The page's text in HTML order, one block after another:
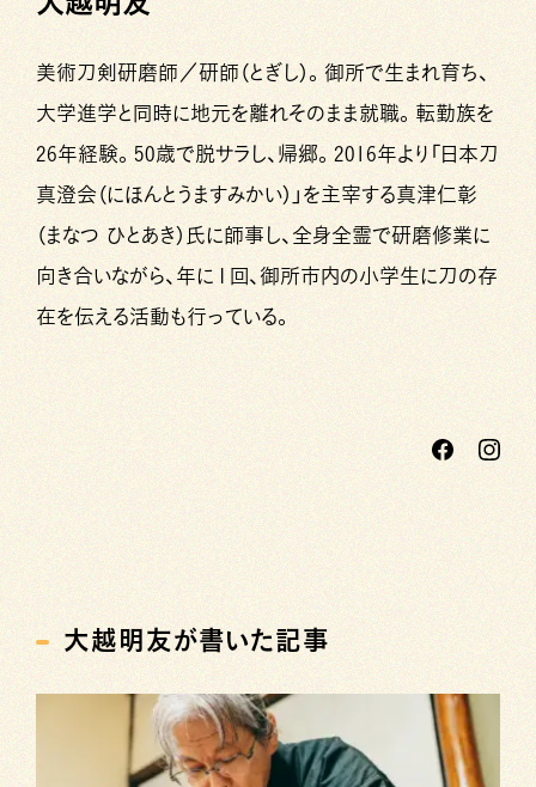
美術刀剣研磨師／研師（とぎし）。御所で生まれ育ち、
大学進学と同時に地元を離れそのまま就職。転勤族を
26年経験。50歳で脱サラし、帰郷。2016年より「日本刀
真澄会（にほんとうますみかい）」を主宰する真津仁彰
（まなつ ひとあき）氏に師事し、全身全霊で研磨修業に
向き合いながら、年に１回、御所市内の小学生に刀の存
在を伝える活動も行っている。
大越明友が書いた記事